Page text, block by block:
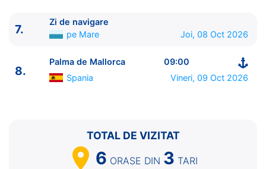
Palma de Mallorca
2.
Barcelona Spania
4.
Genova Italia 08:00 - 18:00
5.
La Spezia Italia
7.
Zi de navigare
pe Mare
Joi, 08 Oct 2026
8.
Palma de Mallorca
09:00
Spania
Vineri, 09 Oct 2026
TOTAL DE VIZITAT
6 ORASE DIN 3 TARI